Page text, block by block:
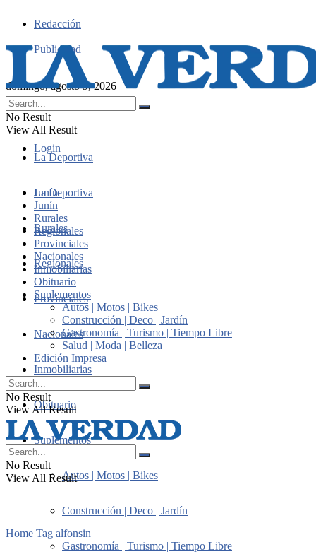
Redacción
Publicidad
domingo, agosto 9, 2026
Login
No Result
View All Result
La Deportiva
Junín
Rurales
Regionales
Provinciales
Nacionales
Inmobiliarias
Obituario
Suplementos
Autos | Motos | Bikes
Construcción | Deco | Jardín
Gastronomía | Turismo | Tiempo Libre
La Deportiva
Junín
Rurales
Regionales
Provinciales
Nacionales
Inmobiliarias
Obituario
Suplementos
Autos | Motos | Bikes
Construcción | Deco | Jardín
Gastronomía | Turismo | Tiempo Libre
Salud | Moda | Belleza
Edición Impresa
No Result
View All Result
No Result
View All Result
Home Tag alfonsin